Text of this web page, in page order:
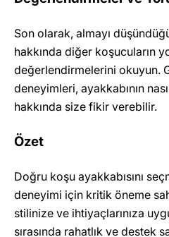
Son olarak, almayı
hakkında diğer koşucuların
değerlendirmelerini okuyun.
deneyimleri, ayakkabının
hakkında size fikir verebilir.
Özet
Doğru koşu ayakkabısını
deneyimi için kritik öneme
stilinize ve ihtiyaçlarınıza
sırasında rahatlık ve destek